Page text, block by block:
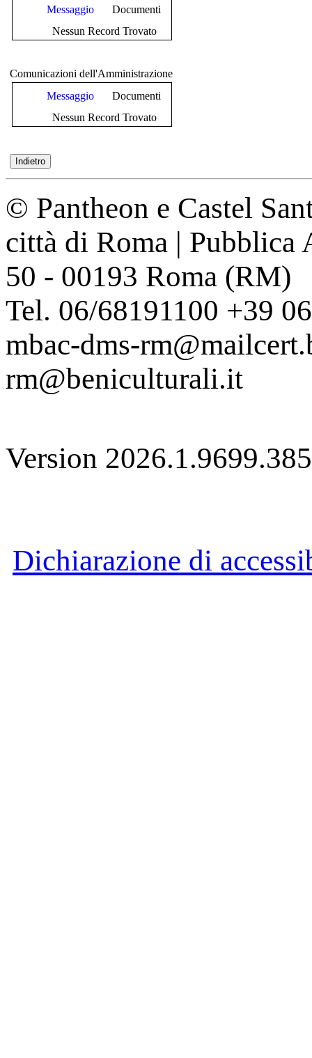
Messaggio
Documenti
Nessun Record Trovato
Comunicazioni dell'Amministrazione
Messaggio
Documenti
Nessun Record Trovato
© Pantheon e Castel
città di Roma | Pubblica
50 - 00193 Roma (RM)
Tel. 06/68191100 +39
mbac-dms-
rm@beniculturali.it
Version
Dichiarazione di